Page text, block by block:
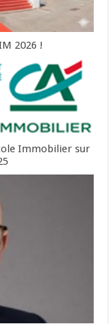
2026 !
Immobilier sur